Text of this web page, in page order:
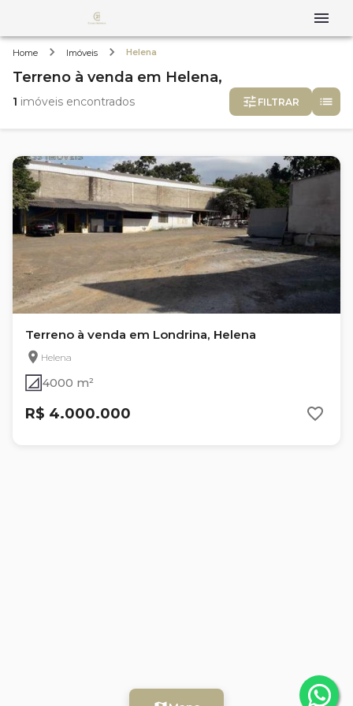
Home Imóveis Helena
Terreno à venda em Helena,
1 imóveis encontrados FILTRAR
Terreno à venda em Londrina, Helena
Helena
4000 m²
R$ 4.000.000